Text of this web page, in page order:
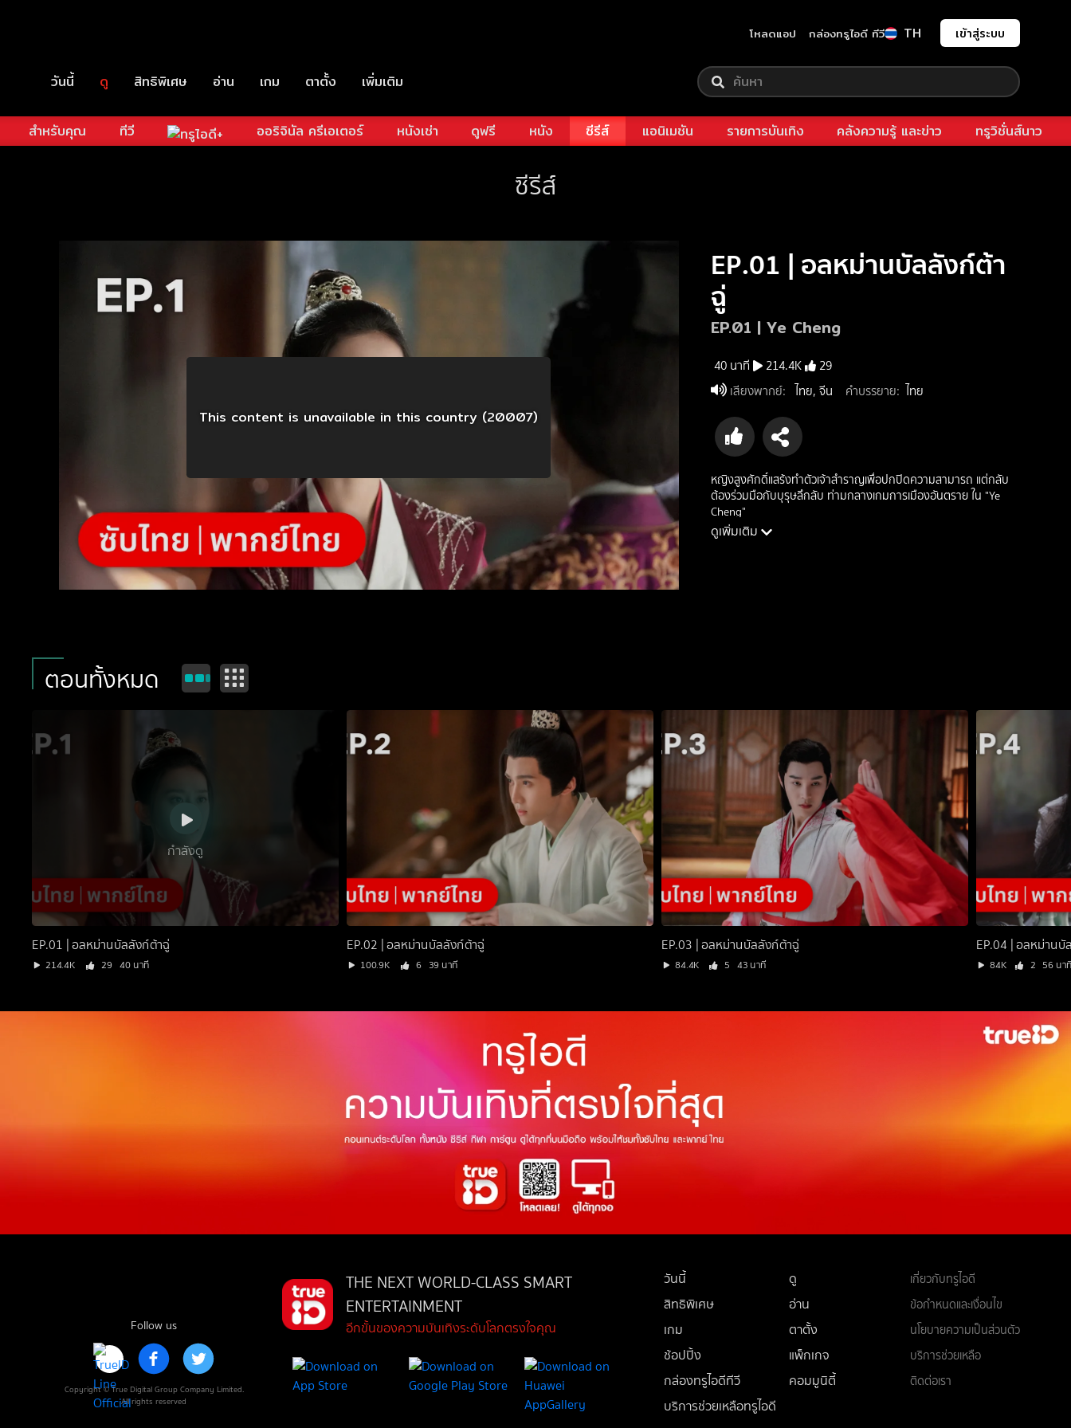
โหลดแอป กล่องทรูไอดี ทีวี TH เข้าสู่ระบบ
วันนี้ ดู สิทธิพิเศษ อ่าน เกม ตาตั้ง เพิ่มเติม
สำหรับคุณ ทีวี ออริจินัล ครีเอเตอร์ หนังเช่า ดูฟรี หนัง ซีรีส์ แอนิเมชัน รายการบันเทิง คลังความรู้ และข่าว ทรูวิชั่นส์นาว
ซีรีส์
This content is unavailable in this country (20007)
EP.01 | อลหม่านบัลลังก์ต้า
ฉู่
EP.01 | Ye Cheng
40 นาที 214.4K
29
เสียงพากย์: ไทย, จีน คำบรรยาย: ไทย
หญิงสูงศักดิ์แสร้งทำตัวเจ้าสำราญเพื่อปกปิดความสามารถ แต่กลับ
ต้องร่วมมือกับบุรุษลึกลับ ท่ามกลางเกมการเมืองอันตราย ใน "Ye
Cheng"
ดูเพิ่มเติม
ตอนทั้งหมด
กำลังดู
EP.01 | อลหม่านบัลลังก์ต้าฉู่
214.4K 29 40 นาที
EP.02 | อลหม่านบัลลังก์ต้าฉู่
100.9K 6 39 นาที
EP.03 | อลหม่านบัลลังก์ต้าฉู่
84.4K 5 43 นาที
EP.04 | อลหม่านบั
84K 2 56 นา
Follow us
Copyright © True Digital Group Company Limited.
All rights reserved
THE NEXT WORLD-CLASS SMART
ENTERTAINMENT
อีกขั้นของความบันเทิงระดับโลกตรงใจคุณ
วันนี้
ดู
สิทธิพิเศษ
อ่าน
เกม
ตาตั้ง
ช้อปปิ้ง
แพ็กเกจ
กล่องทรูไอดีทีวี
คอมมูนิตี้
บริการช่วยเหลือทรูไอดี
เกี่ยวกับทรูไอดี
ข้อกำหนดและเงื่อนไข
นโยบายความเป็นส่วนตัว
บริการช่วยเหลือ
ติดต่อเรา